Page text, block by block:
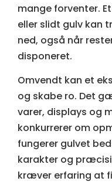
mange forventer.
eller slidt gulv kan
ned, også når
disponeret.
Omvendt kan et
og skabe ro. Det
varer, displays og
konkurrerer om
fungerer gulvet
karakter og
kræver erfaring at